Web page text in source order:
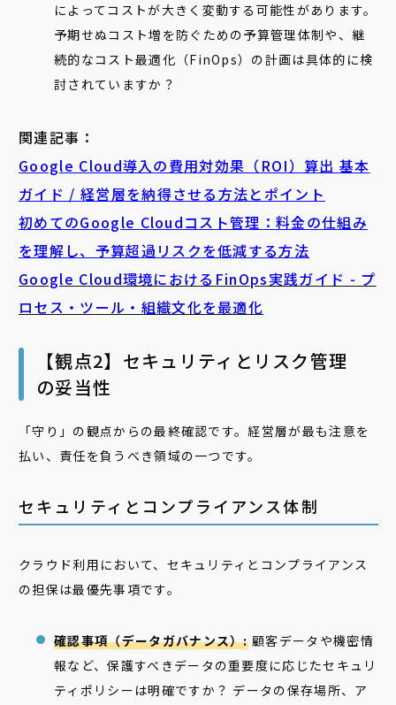
によってコストが大きく変動する可能性があります。
予期せぬコスト増を防ぐための予算管理体制や、継
続的なコスト最適化（FinOps）の計画は具体的に検
討されていますか？
関連記事：
Google Cloud導入の費用対効果（ROI）算出 基本
ガイド / 経営層を納得させる方法とポイント
初めてのGoogle Cloudコスト管理：料金の仕組み
を理解し、予算超過リスクを低減する方法
Google Cloud環境におけるFinOps実践ガイド - プ
ロセス・ツール・組織文化を最適化
【観点2】セキュリティとリスク管理
の妥当性
「守り」の観点からの最終確認です。経営層が最も注意を
払い、責任を負うべき領域の一つです。
セキュリティとコンプライアンス体制
クラウド利用において、セキュリティとコンプライアンス
の担保は最優先事項です。
確認事項（データガバナンス）:顧客データや機密情
報など、保護すべきデータの重要度に応じたセキュリ
ティポリシーは明確ですか？ データの保存場所、ア